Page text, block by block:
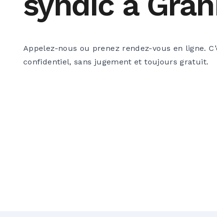
Appelez-nous ou prenez rendez-vous en ligne.
confidentiel, sans jugement et toujours gratuit.